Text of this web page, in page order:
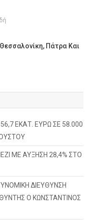
Πάτρα Και
ΕΚΑΤ. ΕΥΡΩ ΣΕ 58.000
ΜΕ ΑΥΞΗΣΗ 28,4% ΣΤΟ
ΔΙΕΥΘΥΝΣΗ
Ο ΚΩΝΣΤΑΝΤΙΝΟΣ